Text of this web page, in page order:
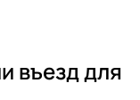
въезд для